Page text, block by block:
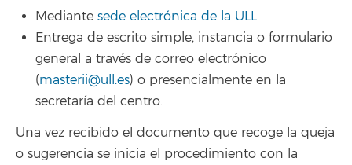
Mediante sede electrónica de la ULL
Entrega de escrito simple, instancia o formulario
general a través de correo electrónico
(masterii@ull.es) o presencialmente en la
secretaría del centro.
Una vez recibido el documento que recoge la queja
o sugerencia se inicia el procedimiento con la